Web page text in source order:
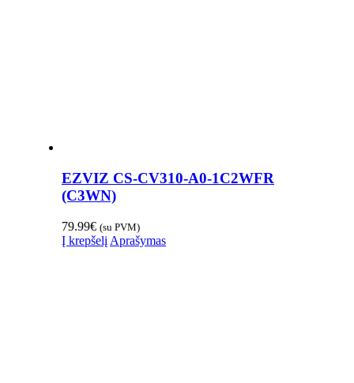
EZVIZ CS-CV310-A0-1C2WFR
(C3WN)
79.99€ (su PVM)
Į krepšelį Aprašymas